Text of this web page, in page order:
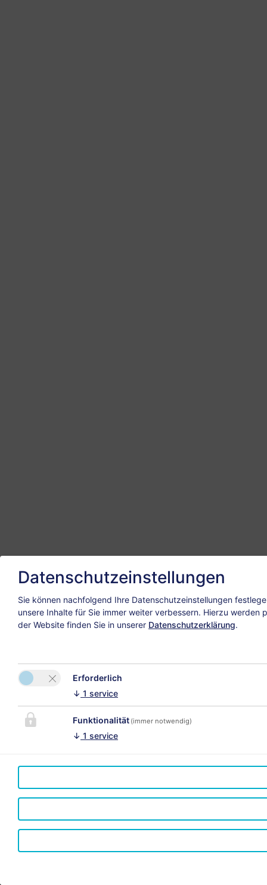
Datenschutzeinstellungen
Sie können nachfolgend Ihre Datenschutzeinstellungen
unsere Inhalte für Sie immer weiter verbessern. Hierzu
der Website finden Sie in unserer Datenschutzerklärung.
Erforderlich
↓ 1 service
Funktionalität (immer notwendig)
↓ 1 service